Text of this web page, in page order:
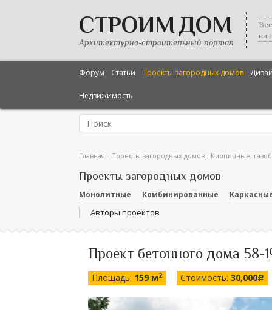
СТРОИМ ДОМ
Архитектурно-строительный портал
на
Форум Статьи Проекты загородных домов
Недвижимость
Главная - Проекты загородных домов - Кирпичные,
Проекты загородных домов
Монолитные Комбинированные
Авторы проектов
Проект бетонного дома 58-
Площадь: 159 м2 Стоимость: 30,000c